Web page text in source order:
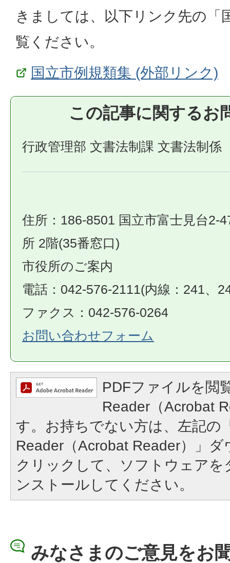
きましては、以下リンク先の「
覧ください。
国立市例規類集 (外部リンク)
この記事に関するお
行政管理部 文書法制課 文書法制係
住所：186-8501 国立市富士見台2-
所 2階(35番窓口)
市役所のご案内
電話：042-576-2111(内線：241、
ファクス：042-576-0264
お問い合わせフォーム
PDFファイルを閲
Reader（Acrobat
す。お持ちでない方は、左記の
Reader（Acrobat Reader）」
クリックして、ソフトウェア
ンストールしてください。
みなさまのご意見をお